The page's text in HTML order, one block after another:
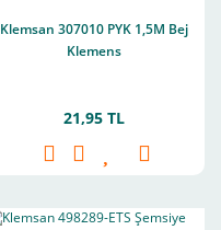
Klemsan 307010 PYK 1,5M Bej
Klemens
21,95 TL